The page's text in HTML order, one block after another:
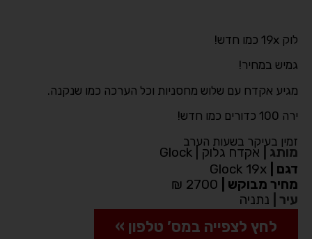
לוק 19x כמו חדש!
גמיש במחיר!
מגיע אקדח עם שלוש מחסניות וכל הערכה כמו שנקנה.
ירה 100 כדורים כמו חדש!
זמין בעיקר בשעות הערב
מותג
אקדח גלוק | Glock
דגם
מחיר מבוקש
עיר
נתניה
לחץ לצפייה במס’ טלפון »